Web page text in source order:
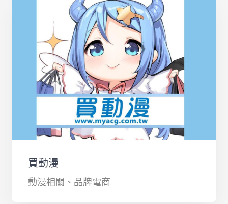
買動漫
動漫相關、品牌電商